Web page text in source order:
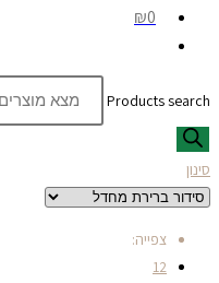
₪0
Products search
סינון
צפייה:
12